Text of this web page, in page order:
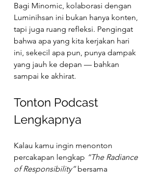
Bagi Minomic, kolaborasi dengan
Luminihsan ini bukan hanya konten,
tapi juga ruang refleksi. Pengingat
bahwa apa yang kita kerjakan hari
ini, sekecil apa pun, punya dampak
yang jauh ke depan — bahkan
sampai ke akhirat.
Tonton Podcast
Lengkapnya
Kalau kamu ingin menonton
percakapan lengkap “The Radiance
of Responsibility” bersama